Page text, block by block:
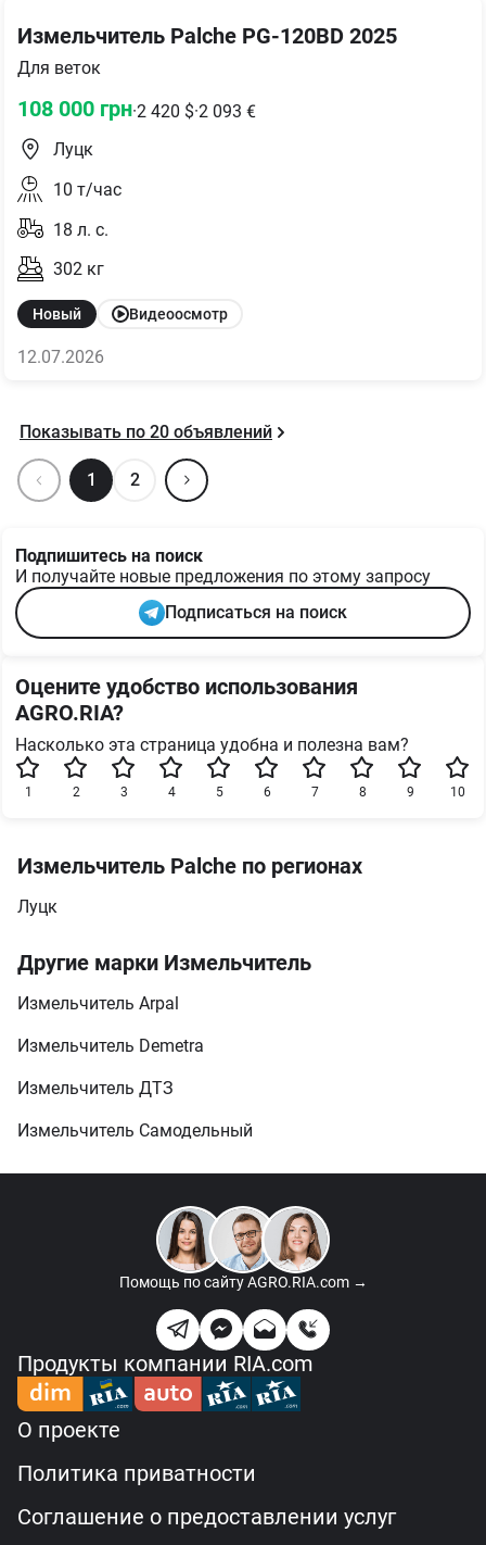
Измельчитель Palche PG-120BD 2025
Для веток
108 000 грн·2 420 $·2 093 €
Луцк
10 т/час
18 л. с.
302 кг
Новый Видеоосмотр
12.07.2026
1 2
Показывать по 20 объявлений
Подпишитесь на поиск
И получайте новые предложения по этому запросу
Подписаться на поиск
Оцените удобство использования
AGRO.RIA?
Насколько эта страница удобна и полезна вам?
10
9
8
7
6
5
4
3
2
1
Измельчитель Palche по регионах
Луцк
Другие марки Измельчитель
Измельчитель Arpal
Измельчитель Demetra
Измельчитель ДТЗ
Измельчитель Самодельный
Помощь по сайтуAGRO.RIA.com →
Продукты компании RIA.com
О проекте
Политика приватности
Соглашение о предоставлении услуг